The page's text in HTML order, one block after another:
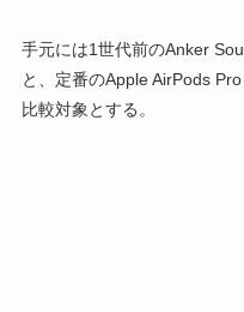
手元には1世代前のAnker
と、定番のApple AirPods
比較対象とする。